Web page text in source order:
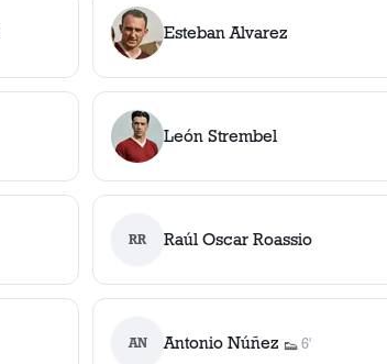
Esteban Alvarez
León Strembel
RR Raúl Oscar Roassio
AN Antonio Núñez 👟
1asistencia
6'